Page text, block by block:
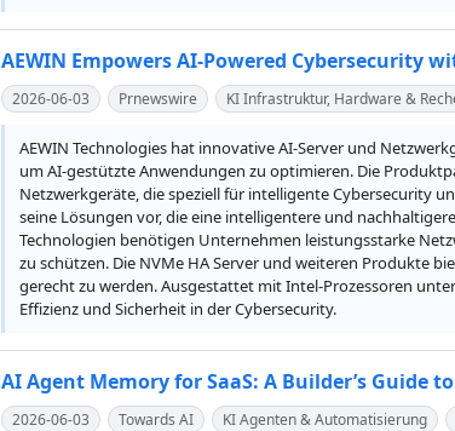
AEWIN Empowers AI-Powered Cybersecurity
2026-06-03 Prnewswire KI Infrastruktur, Hardware &
AEWIN Technologies hat innovative AI-Server und
um AI-gestützte Anwendungen zu optimieren. Die
Netzwerkgeräte, die speziell für intelligente Cybersecurity
seine Lösungen vor, die eine intelligentere und
Technologien benötigen Unternehmen leistungsstarke
zu schützen. Die NVMe HA Server und weiteren Produkte
gerecht zu werden. Ausgestattet mit Intel-Prozessoren
Effizienz und Sicherheit in der Cybersecurity.
AI Agent Memory for SaaS: A Builder’s Guide
2026-06-03 Towards AI KI Agenten & Automatisierung